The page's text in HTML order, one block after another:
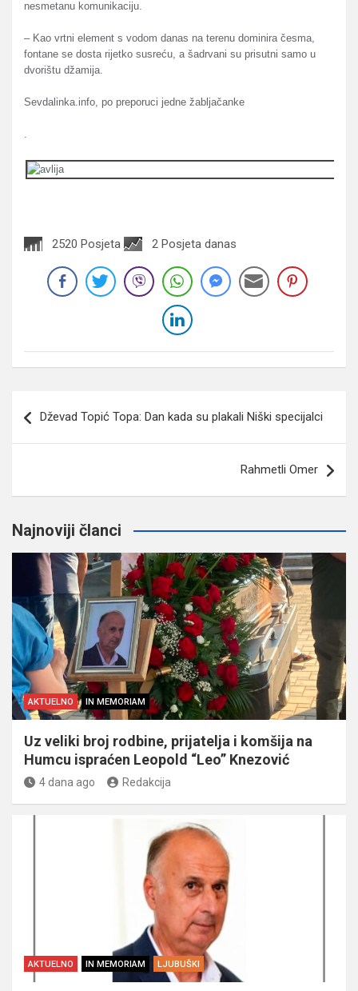
nesmetanu komunikaciju.
– Kao vrtni element s vodom danas na terenu dominira česma,
fontane se dosta rijetko susreću, a šadrvani su prisutni samo u
dvorištu džamija.
Sevdalinka.info, po preporuci jedne žabljačanke
2520 Posjeta 2 Posjeta danas
članaka
Dževad Topić Topa: Dan kada su plakali Niški specijalci
Rahmetli Omer
Najnoviji članci
AKTUELNO IN MEMORIAM
Uz veliki broj rodbine, prijatelja i komšija na
Humcu ispraćen Leopold “Leo” Knezović
4 dana ago Redakcija
AKTUELNO IN MEMORIAM LJUBUŠKI